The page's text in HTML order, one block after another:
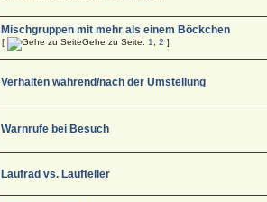
Mischgruppen mit mehr als einem Böckchen
[ Gehe zu Seite: 1 ,2 ]
Verhalten während/nach der Umstellung
Warnrufe bei Besuch
Laufrad vs. Laufteller